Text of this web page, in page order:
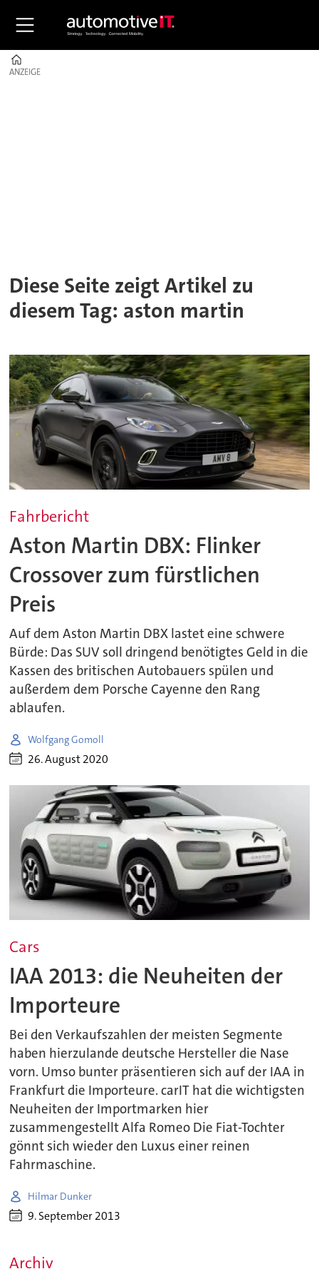
ANZEIGE
ANZEIGE
Diese Seite zeigt Artikel zu
diesem Tag: aston martin
Fahrbericht
Aston Martin DBX: Flinker
Crossover zum fürstlichen
Preis
Auf dem Aston Martin DBX lastet eine schwere
Bürde: Das SUV soll dringend benötigtes Geld in die
Kassen des britischen Autobauers spülen und
außerdem dem Porsche Cayenne den Rang
ablaufen.
Wolfgang Gomoll
26. August 2020
Cars
IAA 2013: die Neuheiten der
Importeure
Bei den Verkaufszahlen der meisten Segmente
haben hierzulande deutsche Hersteller die Nase
vorn. Umso bunter präsentieren sich auf der IAA in
Frankfurt die Importeure. carIT hat die wichtigsten
Neuheiten der Importmarken hier
zusammengestellt Alfa Romeo Die Fiat-Tochter
gönnt sich wieder den Luxus einer reinen
Fahrmaschine.
Hilmar Dunker
9. September 2013
Archiv